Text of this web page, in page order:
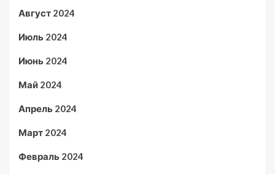
Август 2024
Июль 2024
Июнь 2024
Май 2024
Апрель 2024
Март 2024
Февраль 2024